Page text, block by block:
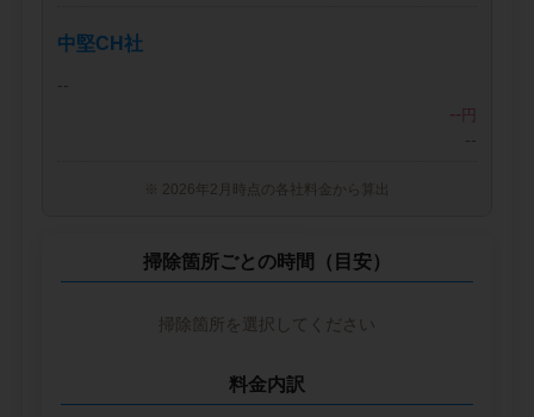
中堅CH社
--
-- 円
--
※ 2026年2月時点の各社料金から算出
掃除箇所ごとの時間（目安）
掃除箇所を選択してください
料金内訳